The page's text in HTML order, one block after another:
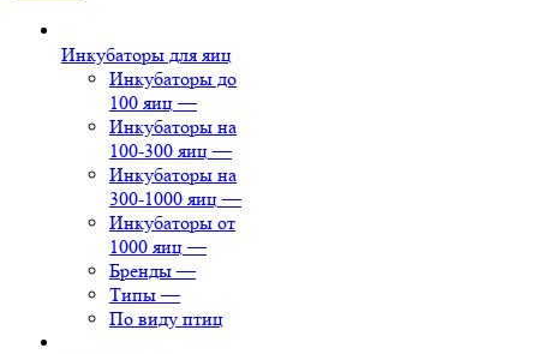
Инкубаторы для яиц
Инкубаторы до
100 яиц —
Инкубаторы на
100-300 яиц —
Инкубаторы на
300-1000 яиц —
Инкубаторы от
1000 яиц —
Бренды —
Типы —
По виду птиц